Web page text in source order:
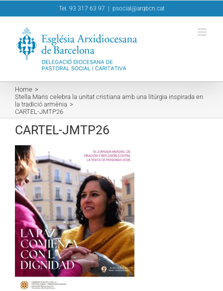
to
Tel. 93 317 63 97 psocial@arqbcn.cat
Home
Stella Maris celebra la unitat cristiana amb una litúrgia inspirada en
la tradició armènia
CARTEL-JMTP26
CARTEL-JMTP26